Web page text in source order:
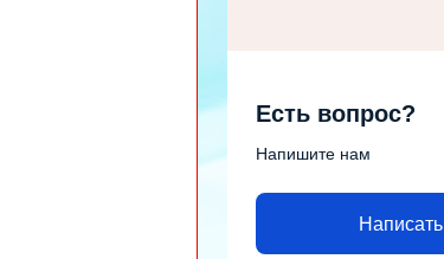
Есть вопрос?
Напишите нам
Написать